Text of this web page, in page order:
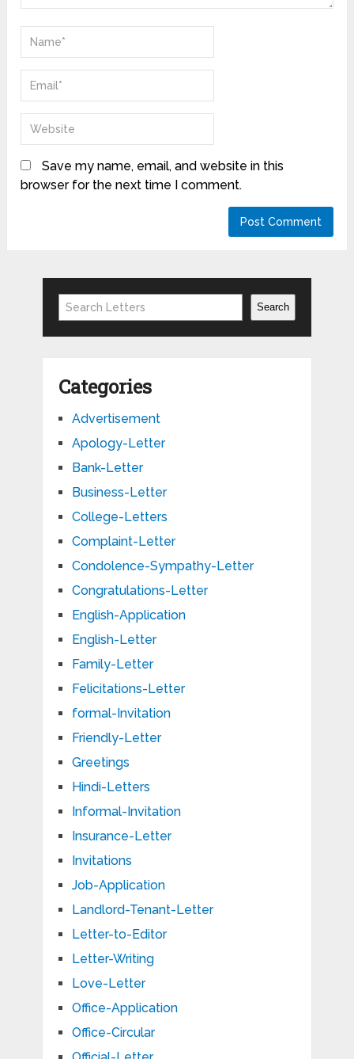
Save my name, email, and website in this
browser for the next time I comment.
Search Search
Categories
Advertisement
Apology-Letter
Bank-Letter
Business-Letter
College-Letters
Complaint-Letter
Condolence-Sympathy-Letter
Congratulations-Letter
English-Application
English-Letter
Family-Letter
Felicitations-Letter
formal-Invitation
Friendly-Letter
Greetings
Hindi-Letters
Informal-Invitation
Insurance-Letter
Invitations
Job-Application
Landlord-Tenant-Letter
Letter-to-Editor
Letter-Writing
Love-Letter
Office-Application
Office-Circular